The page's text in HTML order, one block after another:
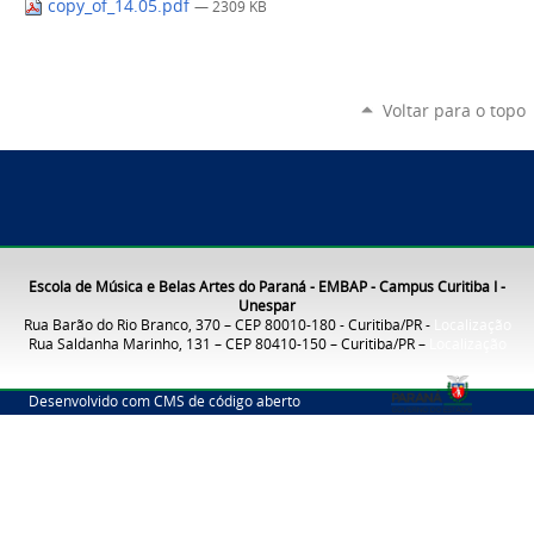
copy_of_14.05.pdf — 2309 KB
Voltar para o topo
Escola de Música e Belas Artes do Paraná - EMBAP - Campus Curitiba I -
Unespar
Rua Barão do Rio Branco, 370 – CEP 80010-180 - Curitiba/PR -
Rua Saldanha Marinho, 131 – CEP 80410-150 – Curitiba/PR –
Desenvolvido com CMS de código aberto